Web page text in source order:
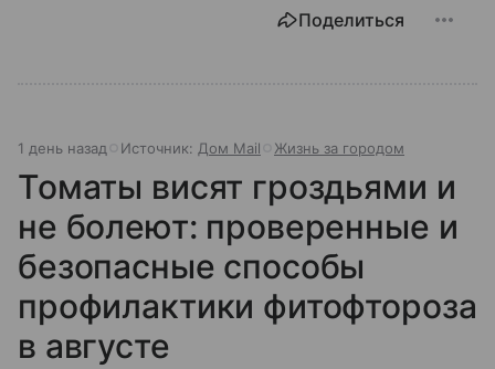
Поделиться
1 день назад Источник: Дом Mail Жизнь за городом
Томаты висят гроздьями и
не болеют: проверенные и
безопасные способы
профилактики фитофтороза
в августе